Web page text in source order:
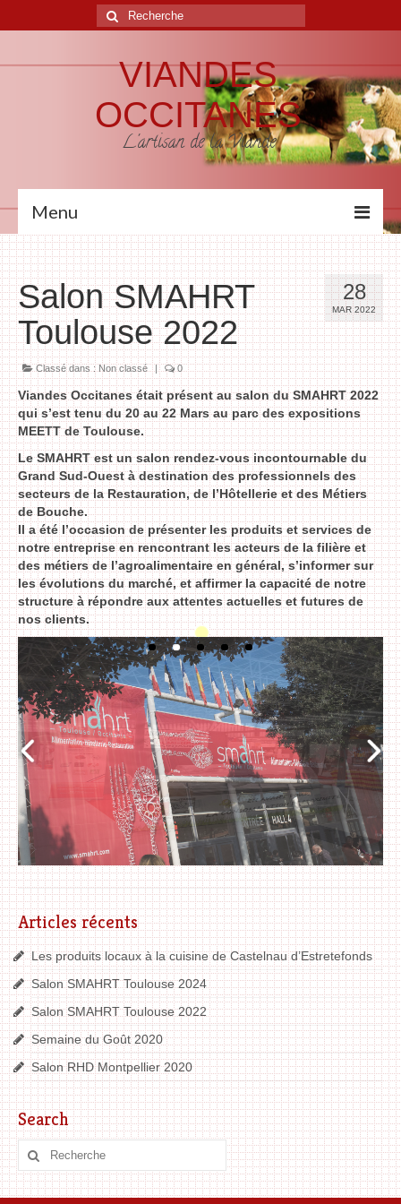
VIANDES
OCCITANES
L'artisan de la Viande
Menu
Accueil
L’Entreprise
Notre Métier
Nos Produits
Actualités
Nous contacter
28
MAR 2022
Salon SMAHRT
Toulouse 2022
Classé dans :Non classé | 0
Viandes Occitanes était présent au salon du SMAHRT 2022
qui s’est tenu du 20 au 22 Mars au parc des expositions
MEETT de Toulouse.
Le SMAHRT est un salon rendez-vous incontournable du
Grand Sud-Ouest à destination des professionnels des
secteurs de la Restauration, de l’Hôtellerie et des Métiers
de Bouche.
Il a été l’occasion de présenter les produits et services de
notre entreprise en rencontrant les acteurs de la filière et
des métiers de l’agroalimentaire en général, s’informer sur
les évolutions du marché, et affirmer la capacité de notre
structure à répondre aux attentes actuelles et futures de
nos clients.
Articles récents
Les produits locaux à la cuisine de Castelnau d’Estretefonds
Salon SMAHRT Toulouse 2024
Salon SMAHRT Toulouse 2022
Semaine du Goût 2020
Salon RHD Montpellier 2020
Search